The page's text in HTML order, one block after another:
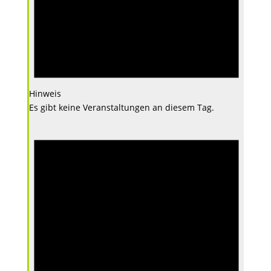
Hinweis
Es gibt keine Veranstaltungen an diesem Tag.